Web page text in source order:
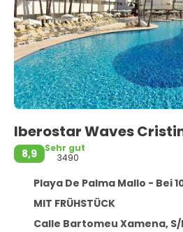
Iberostar Waves
8,9
Sehr gut
3490
Playa De Palma Mallo - Bei 10,1
MIT FRÜHSTÜCK
Calle Bartomeu Xamena, S/N,